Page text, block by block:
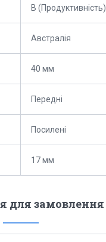
B (Продуктивність)
Австралія
40 мм
Передні
Посилені
17 мм
для замовлення